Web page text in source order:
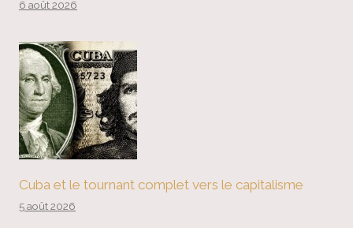
6 août 2026
Cuba et le tournant complet vers le capitalisme
5 août 2026